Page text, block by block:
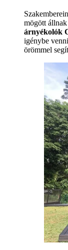
mögött
árnyékolók
igénybe
örömmel